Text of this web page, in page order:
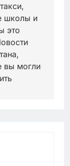
школы и
это
вы могли